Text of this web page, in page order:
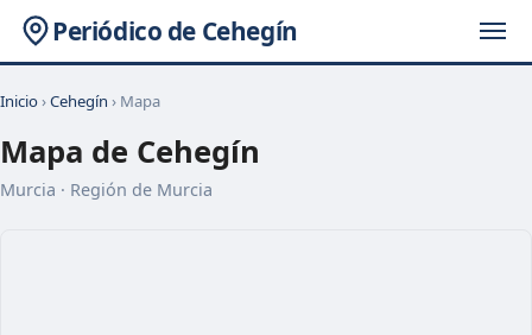
Periódico de Cehegín
Inicio›Cehegín › Mapa
Mapa de Cehegín
Murcia · Región de Murcia